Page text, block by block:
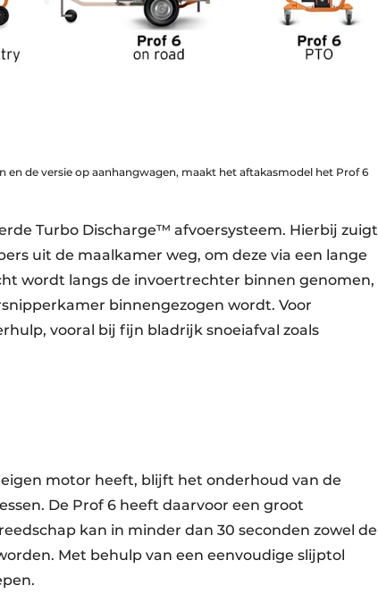
de versie op aanhangwagen, maakt het aftakasmodel het Prof 6
Turbo Discharge™ afvoersysteem. Hierbij zuigt
uit de maalkamer weg, om deze via een lange
wordt langs de invoertrechter binnen genomen,
binnengezogen wordt. Voor
vooral bij fijn bladrijk snoeiafval zoals
motor heeft, blijft het onderhoud van de
De Prof 6 heeft daarvoor een groot
kan in minder dan 30 seconden zowel de
Met behulp van een eenvoudige slijptol